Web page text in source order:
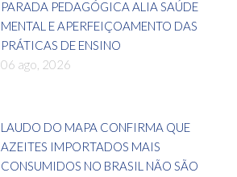
PARADA PEDAGÓGICA ALIA SAÚDE
MENTAL E APERFEIÇOAMENTO DAS
PRÁTICAS DE ENSINO
06 ago, 2026
LAUDO DO MAPA CONFIRMA QUE
AZEITES IMPORTADOS MAIS
CONSUMIDOS NO BRASIL NÃO SÃO